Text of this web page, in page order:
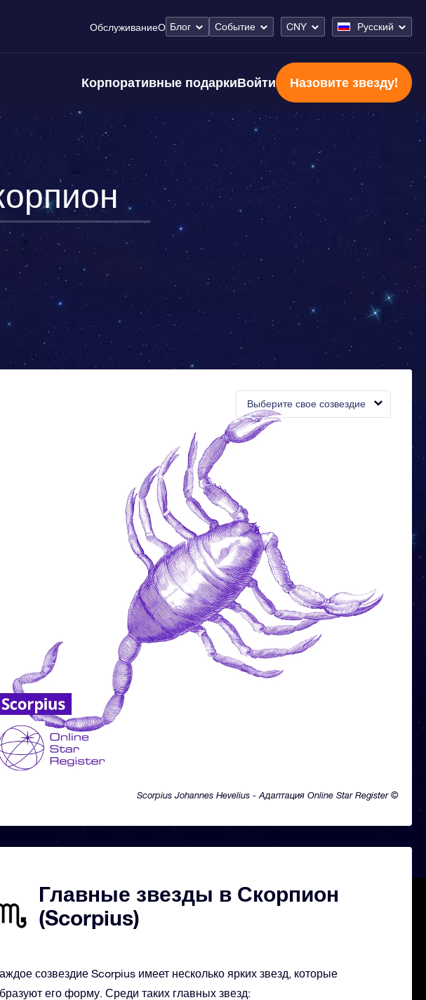
ОбслуживаниеО Блог Событие CNY Русский
Корпоративные подаркиВойти Назовите звезду!
Выберите свое созвездие
Scorpius Johannes Hevelius - Адаптация Online Star Register ©
Главные звезды в Скорпион
(Scorpius)
созвездие Scorpius имеет несколько ярких звезд, которые
его форму. Среди таких главных звезд: